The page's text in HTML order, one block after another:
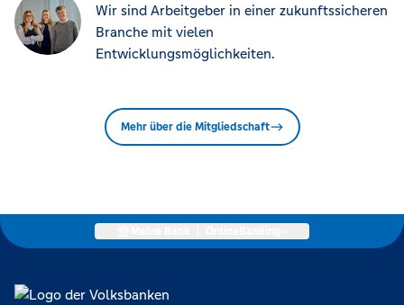
Wir sind Arbeitgeber in einer zukunftssicheren
Branche mit vielen
Entwicklungsmöglichkeiten.
Mehr über die Mitgliedschaft